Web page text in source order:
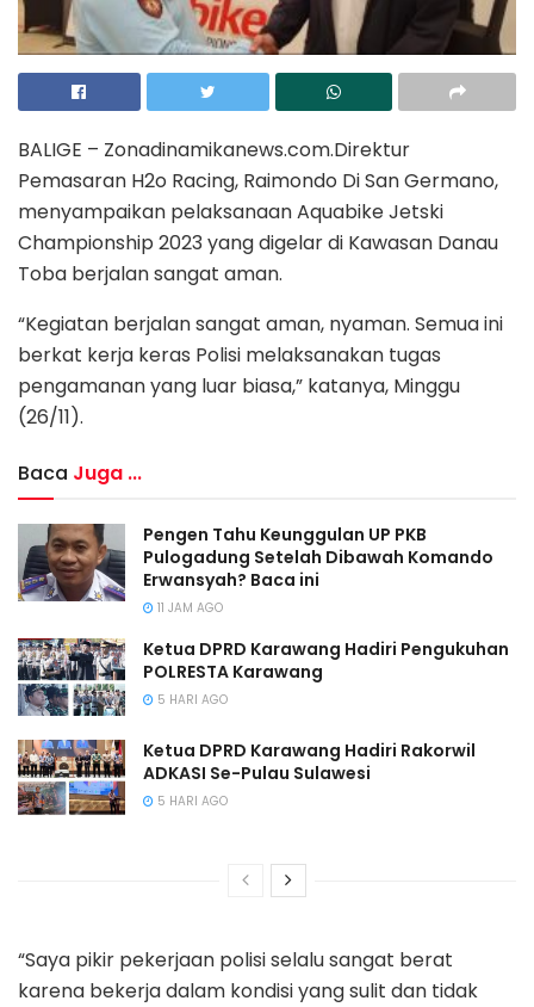
BALIGE – Zonadinamikanews.com.Direktur
Pemasaran H2o Racing, Raimondo Di San Germano,
menyampaikan pelaksanaan Aquabike Jetski
Championship 2023 yang digelar di Kawasan Danau
Toba berjalan sangat aman.
“Kegiatan berjalan sangat aman, nyaman. Semua ini
berkat kerja keras Polisi melaksanakan tugas
pengamanan yang luar biasa,” katanya, Minggu
(26/11).
Baca Juga ...
Pengen Tahu Keunggulan UP PKB
Pulogadung Setelah Dibawah Komando
Erwansyah? Baca ini
11 JAM AGO
Ketua DPRD Karawang Hadiri Pengukuhan
POLRESTA Karawang
5 HARI AGO
Ketua DPRD Karawang Hadiri Rakorwil
ADKASI Se-Pulau Sulawesi
5 HARI AGO
“Saya pikir pekerjaan polisi selalu sangat berat
karena bekerja dalam kondisi yang sulit dan tidak